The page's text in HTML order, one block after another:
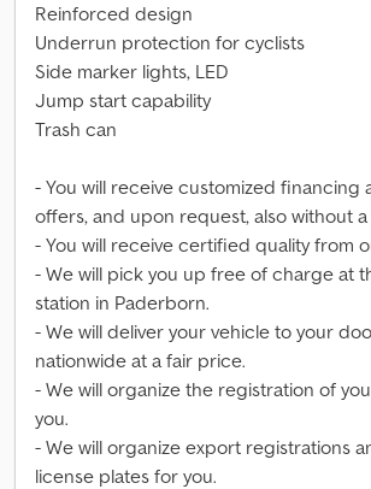
Reinforced design
Underrun protection for cyclists
Side marker lights, LED
Jump start capability
Trash can
- You will receive customized financing
offers, and upon request, also without
- You will receive certified quality from
- We will pick you up free of charge at
station in Paderborn.
- We will deliver your vehicle to your
nationwide at a fair price.
- We will organize the registration of
you.
- We will organize export registrations
license plates for you.